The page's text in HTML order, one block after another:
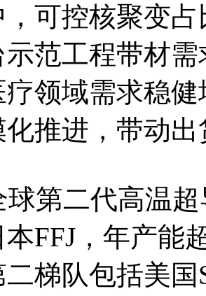
可控核聚变
范工程带材
领域需求稳
推进，带动
二代高温超
FFJ，年产能
梯队包括美国